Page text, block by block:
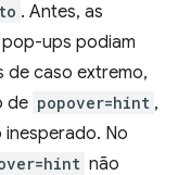
. Antes, as
ups podiam
de caso extremo,
de popover=hint ,
No
não